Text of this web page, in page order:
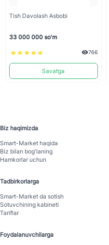
Tish Davolash Asbobi
33 000 000 so'm
766
Savatga
Biz haqimizda
Smart-Mаrket haqida
Biz bilan bog'laning
Hamkorlar uchun
Tadbirkorlarga
Smart-Mаrket da sotish
Sotuvchining kabineti
Tariflar
Foydalanuvchilarga